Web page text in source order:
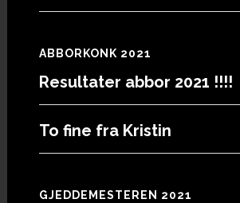
ABBORKONK 2021
Resultater abbor 2021 !!!!
To fine fra Kristin
GJEDDEMESTEREN 2021